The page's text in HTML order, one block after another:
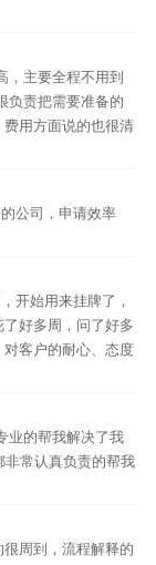
，主要全程不用到
负责把需要准备的
用方面说的也很清
公司，申请效率
开始用来挂牌了，
好多周，问了好多
客户的耐心、态度
业的帮我解决了我
常认真负责的帮我
周到，流程解释的